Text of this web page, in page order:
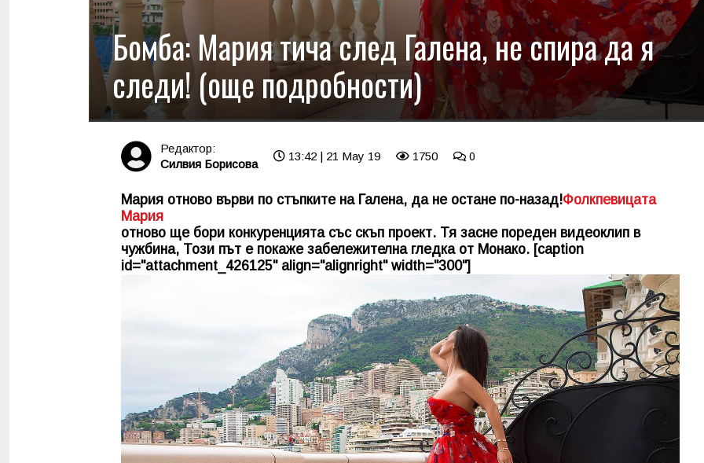
Бомба: Мария тича след Галена, не спира да я
следи! (още подробности)
Редактор:
Силвия Борисова
13:42 | 21 May 19 1750 0
Мария отново върви по стъпките на Галена, да не остане по-назад!Фолкпевицата
Мария
отново ще бори конкуренцията със скъп проект. Тя засне пореден видеоклип в
чужбина, Този път е покаже забележителна гледка от Монако. [caption
id="attachment_426125" align="alignright" width="300"]